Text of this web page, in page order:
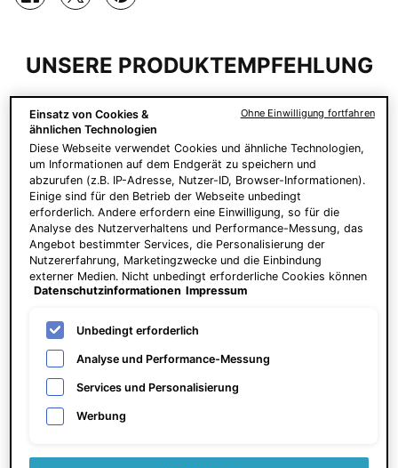
UNSERE PRODUKTEMPFEHLUNG
NEU
Serum zur Hautstraffung
4.6 (1530)
Eine Größe verfügbar
Glass Skin Effekt und verfeinerte
Poren
Einsatz von Cookies &
ähnlichen Technologien
Diese Webseite verwendet Cookies und ähnliche Technologien,
um Informationen auf dem Endgerät zu speichern und
abzurufen (z.B. IP-Adresse, Nutzer-ID, Browser-Informationen).
Einige sind für den Betrieb der Webseite unbedingt
erforderlich. Andere erfordern eine Einwilligung, so für die
Analyse des Nutzerverhaltens und Performance-Messung, das
Angebot bestimmter Services, die Personalisierung der
Nutzererfahrung, Marketingzwecke und die Einbindung
externer Medien. Nicht unbedingt erforderliche Cookies können
direkt akzeptiert ("Alle akzeptieren") oder abgelehnt ("Ohne
Einstellungen sind ebenfalls möglich und speicherbar ("Auswahl
speichern"). Die Auswahl kann jederzeit unter dem Link
"Cookie-Einstellungen" angepasst werden. Für weitere
Informationen s. unsere Datenschutzinformationen.
Datenschutzinformationen Impressum
Unbedingt erforderlich
Analyse und Performance-Messung
Services und Personalisierung
Werbung
Ohne Einwilligung fortfahren